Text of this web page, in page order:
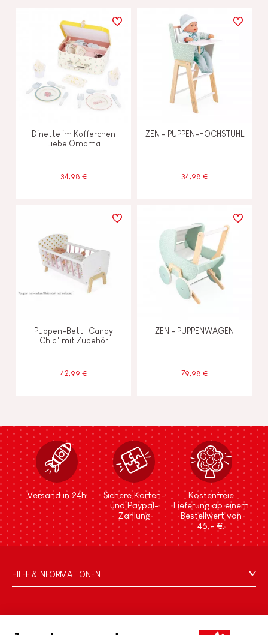
Dinette im Köfferchen
Liebe Omama
34,98 €
ZEN - PUPPEN-HOCHSTUHL
34,98 €
Puppen-Bett "Candy
Chic" mit Zubehör
42,99 €
ZEN - PUPPENWAGEN
79,98 €
Versand in 24h
Sichere Karten-
und Paypal-
Zahlung
Kostenfreie
Lieferung ab einem
Bestellwert von
45,- €.
HILFE & INFORMATIONEN
FAQ
Kontakt